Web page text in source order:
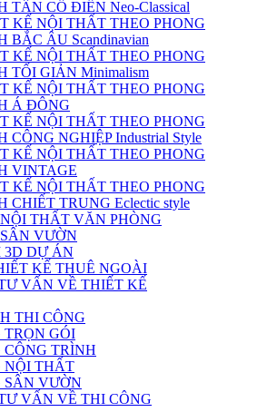
TÂN CỔ ĐIỂN Neo-Classical
KẾ NỘI THẤT THEO PHONG
BẮC ÂU Scandinavian
KẾ NỘI THẤT THEO PHONG
TỐI GIẢN Minimalism
KẾ NỘI THẤT THEO PHONG
Á ĐÔNG
KẾ NỘI THẤT THEO PHONG
CÔNG NGHIỆP Industrial Style
KẾ NỘI THẤT THEO PHONG
VINTAGE
KẾ NỘI THẤT THEO PHONG
CHIẾT TRUNG Eclectic style
THẤT VĂN PHÒNG
VƯỜN
DỰ ÁN
KẾ THUÊ NGOÀI
VẤN VỀ THIẾT KẾ
THI CÔNG
TRỌN GÓI
CÔNG TRÌNH
NỘI THẤT
SÂN VƯỜN
VẤN VỀ THI CÔNG